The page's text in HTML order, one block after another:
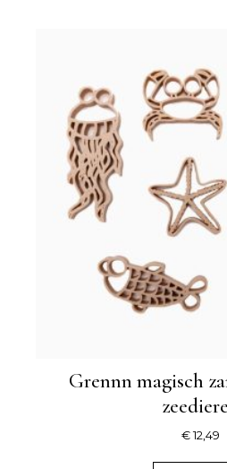
Grennn magisch
€12,49